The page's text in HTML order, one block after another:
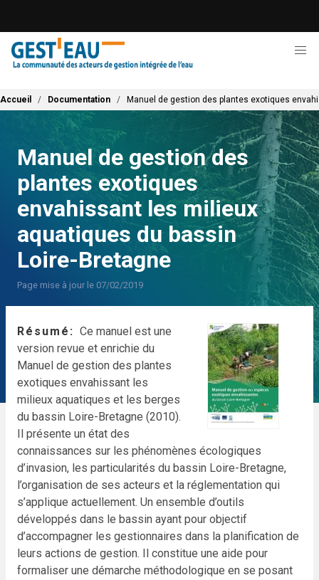
contenu
principal
Fil d'Ariane
Accueil Documentation Manuel de gestion des plantes exotiques
Manuel de gestion des
plantes exotiques
envahissant les milieux
aquatiques du bassin
Loire-Bretagne
Page mise à jour le 07/02/2019
Résumé
Ce manuel est une
version revue et enrichie du
Manuel de gestion des plantes
exotiques envahissant les
milieux aquatiques et les berges
du bassin Loire-Bretagne (2010).
Il présente un état des
connaissances sur les phénomènes écologiques
d’invasion, les particularités du bassin Loire-Bretagne,
l’organisation de ses acteurs et la réglementation qui
s’applique actuellement. Un ensemble d’outils
développés dans le bassin ayant pour objectif
d’accompagner les gestionnaires dans la planification de
leurs actions de gestion. Il constitue une aide pour
formaliser une démarche méthodologique en se posant